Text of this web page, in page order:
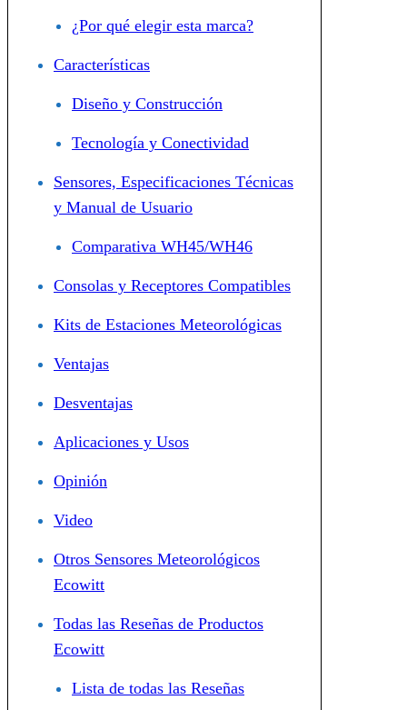
¿Por qué elegir esta marca?
Características
Diseño y Construcción
Tecnología y Conectividad
Sensores, Especificaciones Técnicas
y Manual de Usuario
Comparativa WH45/WH46
Consolas y Receptores Compatibles
Kits de Estaciones Meteorológicas
Ventajas
Desventajas
Aplicaciones y Usos
Opinión
Video
Otros Sensores Meteorológicos
Ecowitt
Todas las Reseñas de Productos
Ecowitt
Lista de todas las Reseñas